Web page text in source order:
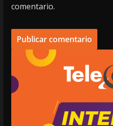
comentario.